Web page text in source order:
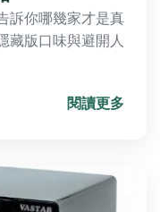
訴你哪幾家才是真
藏版口味與避開人
閱讀更多